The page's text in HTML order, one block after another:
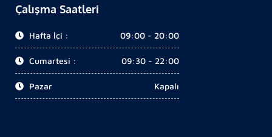
Çalışma Saatleri
Hafta İçi : 09:00 - 20:00
Cumartesi : 09:30 - 22:00
Pazar Kapalı